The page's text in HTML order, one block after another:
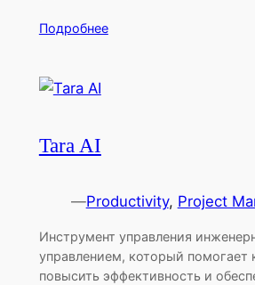
Подробнее
Tara AI
—Productivity, Project
Инструмент управления
управлением, который помогает
повысить эффективность и